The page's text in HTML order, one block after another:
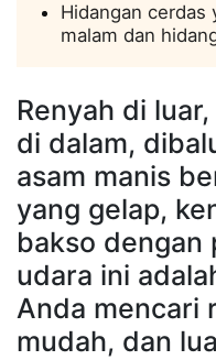
Hidangan cerdas
malam dan
Renyah di
di dalam,
asam manis
yang gelap,
bakso dengan
udara ini
Anda mencari
mudah, dan